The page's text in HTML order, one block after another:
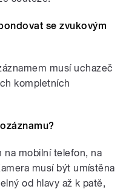
se zvukovým
musí uchazeč
kompletních
na mobilní telefon, na
musí být umístěna
od hlavy až k patě,